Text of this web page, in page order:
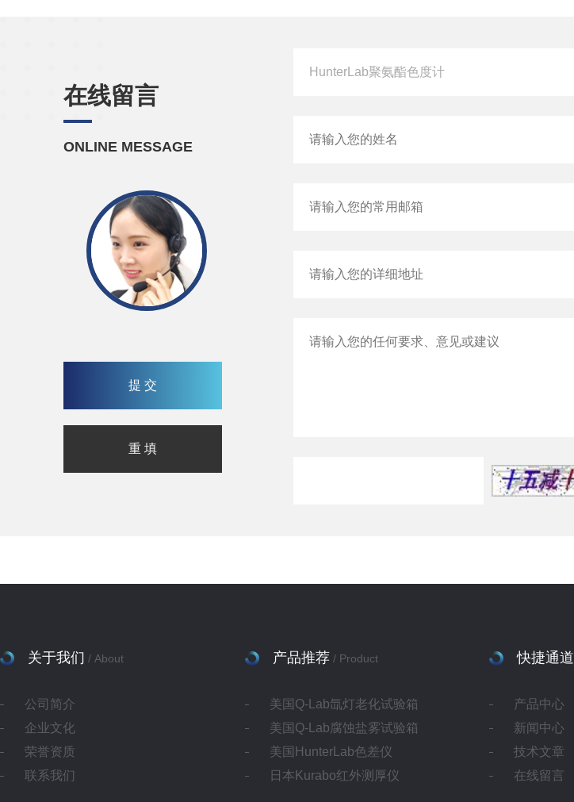
在线留言
ONLINE MESSAGE
关于我们 / About
公司简介
企业文化
荣誉资质
联系我们
产品推荐 / Product
美国Q-Lab氙灯老化试验箱
美国Q-Lab腐蚀盐雾试验箱
美国HunterLab色差仪
日本Kurabo红外测厚仪
快捷通道
产品中心
新闻中心
技术文章
在线留言